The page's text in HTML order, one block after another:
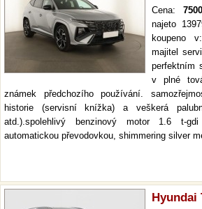
Cena:
najeto
koupeno
majitel
perfektním
v plné
známek předchozího používání.
historie (servisní knížka) a veškerá
atd.).spolehlivý benzinový motor 1.6 t-
automatickou převodovkou, shimmering silver
Hyundai